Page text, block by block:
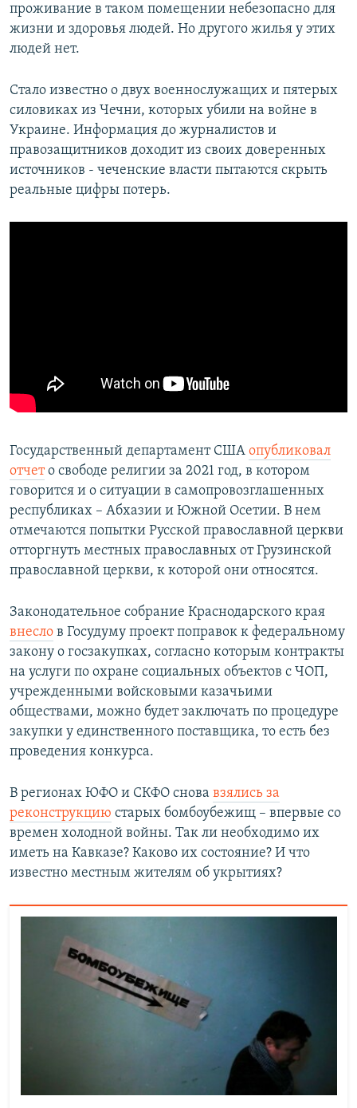
проживание в таком помещении небезопасно для
жизни и здоровья людей. Но другого жилья у этих
людей нет.
Стало известно о двух военнослужащих и пятерых
силовиках из Чечни, которых убили на войне в
Украине. Информация до журналистов и
правозащитников доходит из своих доверенных
источников - чеченские власти пытаются скрыть
реальные цифры потерь.
Государственный департамент США опубликовал
отчето свободе религии за 2021 год, в котором
говорится и о ситуации в самопровозглашенных
республиках – Абхазии и Южной Осетии. В нем
отмечаются попытки Русской православной церкви
отторгнуть местных православных от Грузинской
православной церкви, к которой они относятся.
Законодательное собрание Краснодарского края
внесло в Госудуму проект поправок к федеральному
закону о госзакупках, согласно которым контракты
на услуги по охране социальных объектов с ЧОП,
учрежденными войсковыми казачьими
обществами, можно будет заключать по процедуре
закупки у единственного поставщика, то есть без
проведения конкурса.
В регионах ЮФО и СКФО снова взялись за
реконструкцию старых бомбоубежищ – впервые со
времен холодной войны. Так ли необходимо их
иметь на Кавказе? Каково их состояние? И что
известно местным жителям об укрытиях?